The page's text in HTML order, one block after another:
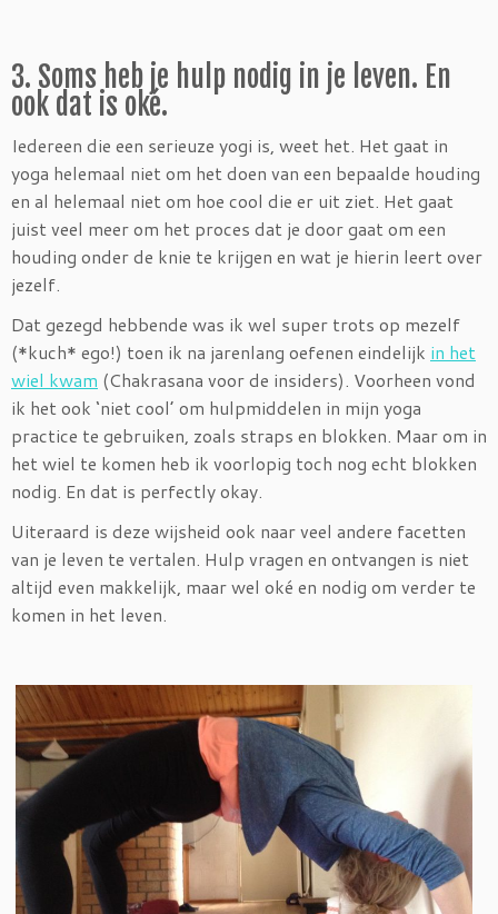
3. Soms heb je hulp nodig in je leven. En
ook dat is oké.
Iedereen die een serieuze yogi is, weet het. Het gaat in
yoga helemaal niet om het doen van een bepaalde houding
en al helemaal niet om hoe cool die er uit ziet. Het gaat
juist veel meer om het proces dat je door gaat om een
houding onder de knie te krijgen en wat je hierin leert over
jezelf.
Dat gezegd hebbende was ik wel super trots op mezelf
(*kuch* ego!) toen ik na jarenlang oefenen eindelijk in het
wiel kwam (Chakrasana voor de insiders). Voorheen vond
ik het ook ‘niet cool’ om hulpmiddelen in mijn yoga
practice te gebruiken, zoals straps en blokken. Maar om in
het wiel te komen heb ik voorlopig toch nog echt blokken
nodig. En dat is perfectly okay.
Uiteraard is deze wijsheid ook naar veel andere facetten
van je leven te vertalen. Hulp vragen en ontvangen is niet
altijd even makkelijk, maar wel oké en nodig om verder te
komen in het leven.